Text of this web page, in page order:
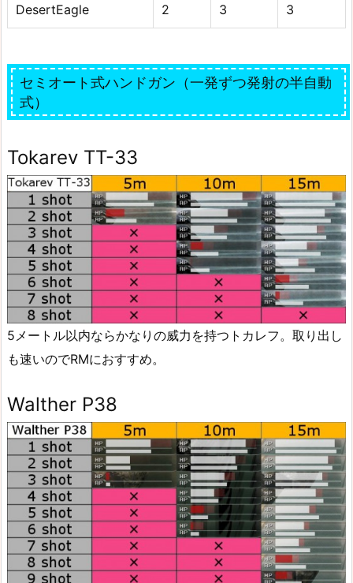
DesertEagle 2 3 3
セミオート式ハンドガン（一発ずつ発射の半自動
式）
Tokarev TT-33
5メートル以内ならかなりの威力を持つトカレフ。取り出し
も速いのでRMにおすすめ。
Walther P38